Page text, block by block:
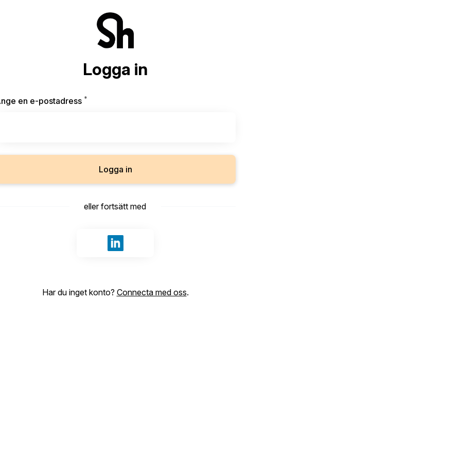
Logga in
en e-postadress *
Logga in
eller fortsätt med
Logga in med LinkedIn
Har du inget konto? Connecta med oss.